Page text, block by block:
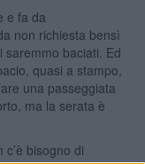
e fa da
non richiesta bensì
saremmo baciati. Ed
quasi a stampo,
una passeggiata
ma la serata è
bisogno di